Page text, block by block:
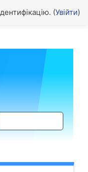
(Увійти)
викладача